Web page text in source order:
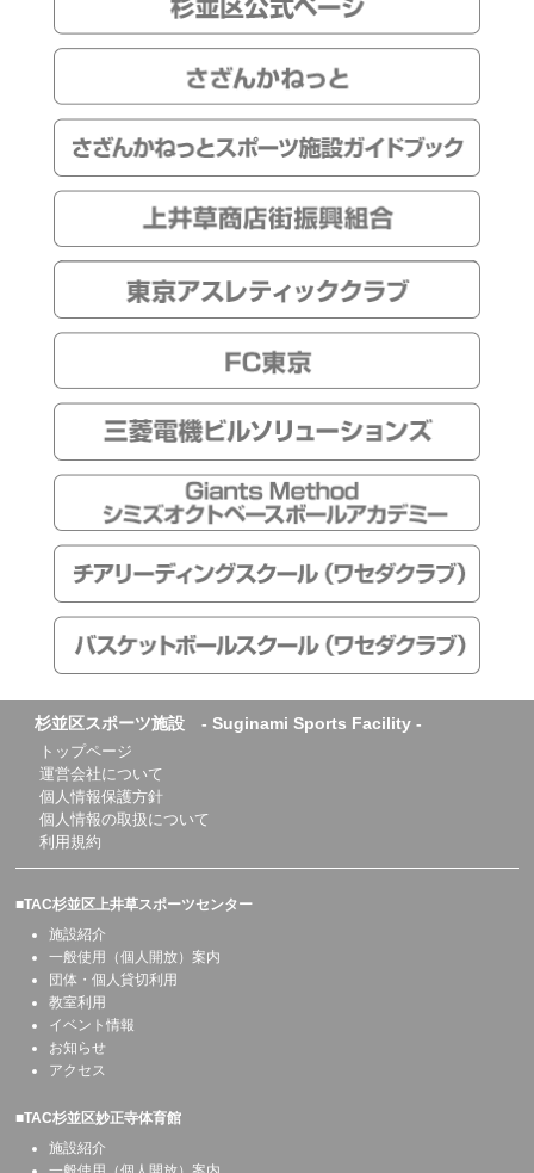
杉並区スポーツ施設 - Suginami Sports Facility -
トップページ
運営会社について
個人情報保護方針
個人情報の取扱について
利用規約
■TAC杉並区上井草スポーツセンター
施設紹介
一般使用（個人開放）案内
団体・個人貸切利用
教室利用
イベント情報
お知らせ
アクセス
■TAC杉並区妙正寺体育館
施設紹介